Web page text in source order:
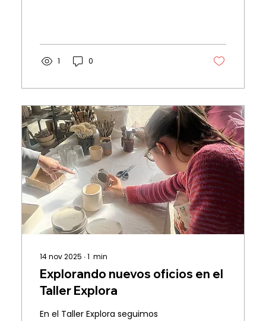
un enorme GRACIAS a este equipazo
el corazón que ponen en cada día.
con personas que sienten, suman y
más!
1 0
14 nov 2025 ∙1 min
Explorando nuevos oficios en el
Taller Explora
En el Taller Explora seguimos